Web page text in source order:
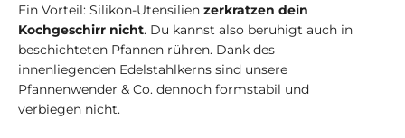
Ein Vorteil: Silikon-Utensilien zerkratzen dein
Kochgeschirr nicht. Du kannst also beruhigt auch in
beschichteten Pfannen rühren. Dank des
innenliegenden Edelstahlkerns sind unsere
Pfannenwender & Co. dennoch formstabil und
verbiegen nicht.